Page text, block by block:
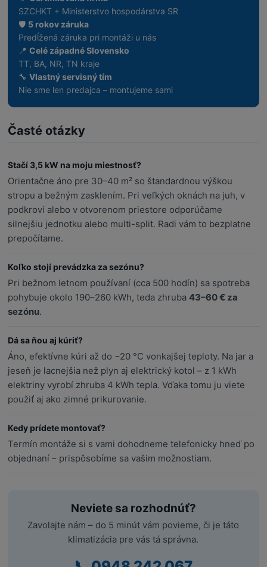
SZCHKT + Ministerstvo hospodárstva SR
🛡️ 5 rokov záruka
Predĺžená záruka pri montáži u nás
📍Celé západné Slovensko
TT, BA, NR, TN kraje
🔧Vlastný servisný tím
Nie sme len predajca – montujeme sami
Časté otázky
Stačí 3,5 kW na moju miestnosť?
Orientačne áno pre 30–40 m² so štandardnou výškou
stropu a bežným zasklením. Pri veľkých oknách na juh, v
podkroví alebo v otvorenom priestore odporúčame
silnejšiu jednotku alebo multi-split. Radi vám to bezplatne
prepočítame.
Koľko stojí prevádzka za sezónu?
Pri bežnom letnom používaní (cca 500 hodín) sa spotreba
pohybuje okolo 190–260 kWh, teda zhruba43–60 € za
sezónu.
Dá sa ňou aj kúriť?
Áno, efektívne kúri až do −20 °C vonkajšej teploty. Na jar a
jeseň je lacnejšia než plyn aj elektrický kotol – z 1 kWh
elektriny vyrobí zhruba 4 kWh tepla. Vďaka tomu ju viete
použiť aj ako zimné prikurovanie.
Kedy prídete montovať?
Termín montáže si s vami dohodneme telefonicky hneď po
objednaní – prispôsobíme sa vašim možnostiam.
Neviete sa rozhodnúť?
Zavolajte nám – do 5 minút vám povieme, či je táto
klimatizácia pre vás tá správna.